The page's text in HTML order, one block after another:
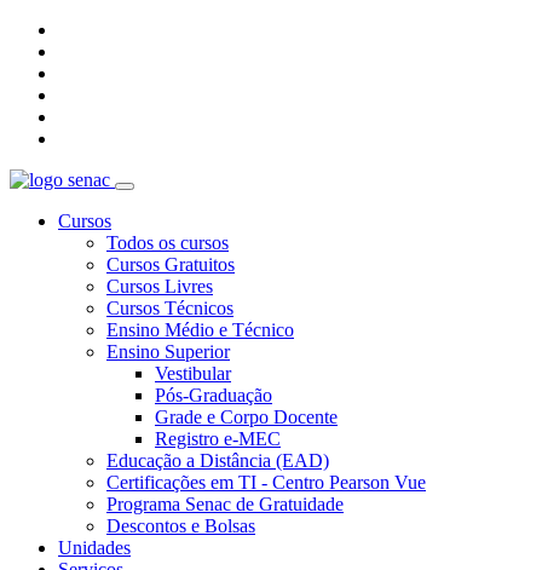
Cursos
Todos os cursos
Cursos Gratuitos
Cursos Livres
Cursos Técnicos
Ensino Médio e Técnico
Ensino Superior
Vestibular
Pós-Graduação
Grade e Corpo Docente
Registro e-MEC
Educação a Distância (EAD)
Certificações em TI - Centro Pearson Vue
Programa Senac de Gratuidade
Descontos e Bolsas
Unidades